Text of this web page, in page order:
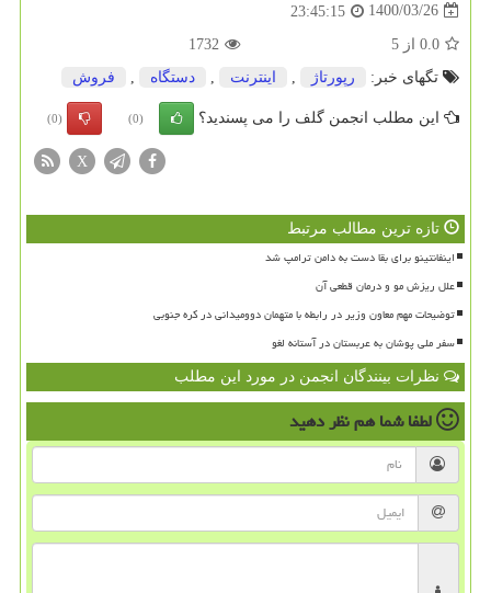
1400/03/26
23:45:15
0.0 از 5
1732
تگهای خبر:
رپورتاژ اینترنت دستگاه فروش
این مطلب انجمن گلف را می پسندید؟ (0)
(0)
X
تازه ترین مطالب مرتبط
اینفانتینو برای بقا دست به دامن ترامپ شد
علل ریزش مو و درمان قطعی آن
توضیحات مهم معاون وزیر در رابطه با متهمان دوومیدانی در کره جنوبی
سفر ملی پوشان به عربستان در آستانه لغو
نظرات بینندگان انجمن در مورد این مطلب
لطفا شما همنظر دهید